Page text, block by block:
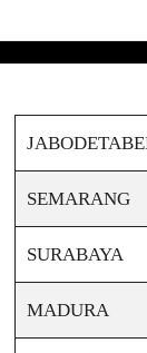
SEMARANG
SURABAYA
MADURA